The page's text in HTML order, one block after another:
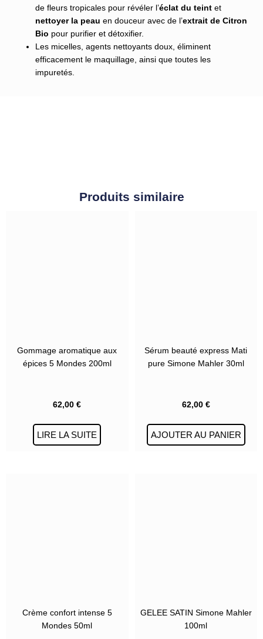
de fleurs tropicales pour révéler l’éclat du teint et
nettoyer la peau en douceur avec de l’extrait de Citron
Bio pour purifier et détoxifier.
Les micelles, agents nettoyants doux, éliminent
efficacement le maquillage, ainsi que toutes les
impuretés.
Produits similaire
Gommage aromatique aux
épices 5 Mondes 200ml
62,00€
LIRE LA SUITE
Sérum beauté express Mati
pure Simone Mahler 30ml
62,00 €
AJOUTER AU PANIER
Crème confort intense 5
Mondes 50ml
GELEE SATIN Simone Mahler
100ml